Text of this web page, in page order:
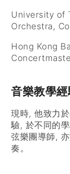
University of
Orchestra,
Hong Kong
音樂教學
現時, 他致力
驗, 於不同的
弦樂團導師,
奏。